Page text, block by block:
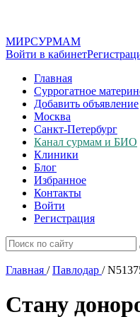
МИРСУРМАМ
Войти в кабинет
Главная
Суррогатное
Добавить объявление
Москва
Санкт-Петербург
Канал сурмам и БИО
Клиники
Блог
Избранное
Контакты
Войти
Регистрация
Главная / Павлодар /
Стану